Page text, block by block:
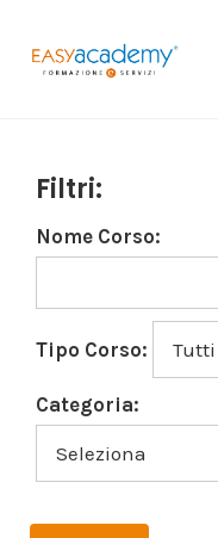
contentFiltri:
Nome Corso:
Tipo Corso:
Categoria: